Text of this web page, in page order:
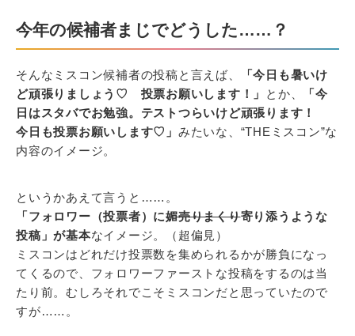
今年の候補者まじでどうした……？
そんなミスコン候補者の投稿と言えば、
「今日も暑いけ
ど頑張りましょう♡ 投票お願いします！」
とか、
「今
日はスタバでお勉強。テストつらいけど頑張ります！
今日も投票お願いします♡」 みたいな、“THEミスコン”な
内容のイメージ。
というかあえて言うと……。
「フォロワー（投票者）に媚売りまくり寄り添うような
投稿」が基本なイメージ。（超偏見）
ミスコンはどれだけ投票数を集められるかが勝負になっ
てくるので、フォロワーファーストな投稿をするのは当
たり前。むしろそれでこそミスコンだと思っていたので
すが……。